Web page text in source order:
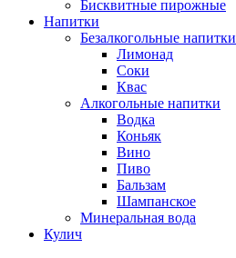
Бисквитные пирожные
Напитки
Безалкогольные напитки
Лимонад
Соки
Квас
Алкогольные напитки
Водка
Коньяк
Вино
Пиво
Бальзам
Шампанское
Минеральная вода
Кулич